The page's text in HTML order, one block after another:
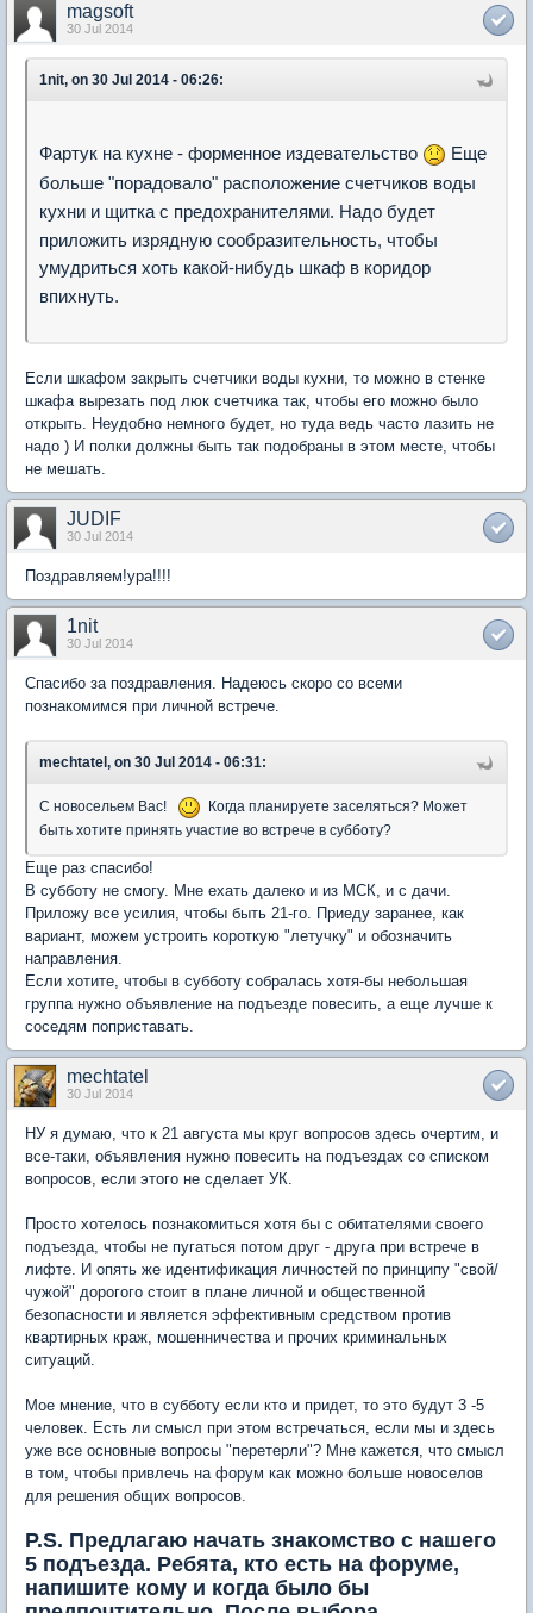
magsoft
30 Jul 2014
1nit, on 30 Jul 2014 - 06:26:
Фартук на кухне - форменное издевательство
Еще
больше "порадовало" расположение счетчиков воды
кухни и щитка с предохранителями. Надо будет
приложить изрядную сообразительность, чтобы
умудриться хоть какой-нибудь шкаф в коридор
впихнуть.
Если шкафом закрыть счетчики воды кухни, то можно в стенке
шкафа вырезать под люк счетчика так, чтобы его можно было
открыть. Неудобно немного будет, но туда ведь часто лазить не
надо ) И полки должны быть так подобраны в этом месте, чтобы
не мешать.
JUDIF
30 Jul 2014
Поздравляем!ура!!!!
1nit
30 Jul 2014
Спасибо за поздравления. Надеюсь скоро со всеми
познакомимся при личной встрече.
mechtatel, on 30 Jul 2014 - 06:31:
С новосельем Вас!
Когда планируете заселяться? Может
быть хотите принять участие во встрече в субботу?
Еще раз спасибо!
В субботу не смогу. Мне ехать далеко и из МСК, и с дачи.
Приложу все усилия, чтобы быть 21-го. Приеду заранее, как
вариант, можем устроить короткую "летучку" и обозначить
направления.
Если хотите, чтобы в субботу собралась хотя-бы небольшая
группа нужно объявление на подъезде повесить, а еще лучше к
соседям поприставать.
mechtatel
30 Jul 2014
НУ я думаю, что к 21 августа мы круг вопросов здесь очертим, и
все-таки, объявления нужно повесить на подъездах со списком
вопросов, если этого не сделает УК.
Просто хотелось познакомиться хотя бы с обитателями своего
подъезда, чтобы не пугаться потом друг - друга при встрече в
лифте. И опять же идентификация личностей по принципу "свой/
чужой" дорогого стоит в плане личной и общественной
безопасности и является эффективным средством против
квартирных краж, мошенничества и прочих криминальных
ситуаций.
Мое мнение, что в субботу если кто и придет, то это будут 3 -5
человек. Есть ли смысл при этом встречаться, если мы и здесь
уже все основные вопросы "перетерли"? Мне кажется, что смысл
в том, чтобы привлечь на форум как можно больше новоселов
для решения общих вопросов.
P.S. Предлагаю начать знакомство с нашего
5 подъезда. Ребята, кто есть на форуме,
напишите кому и когда было бы